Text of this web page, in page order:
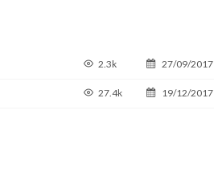
2.3k 27/09/2017
27.4k 19/12/2017